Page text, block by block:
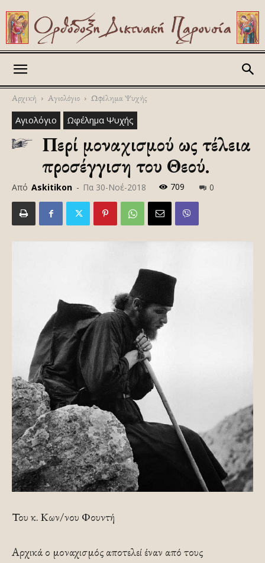
Αρχική Αγιολόγιο Ωφέλημα Ψυχής
Αγιολόγιο Ωφέλημα Ψυχής
Περί μοναχισμού ως τέλεια
προσέγγιση του Θεού.
Από Askitikon - Πα 30-Νοέ-2018 709 0
Του κ. Κων/νου Φουντή
Αρχικά ο μοναχισμός αποτελεί έναν από τους